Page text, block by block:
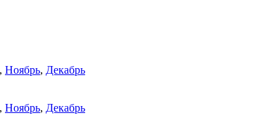
, Ноябрь, Декабрь
, Ноябрь, Декабрь